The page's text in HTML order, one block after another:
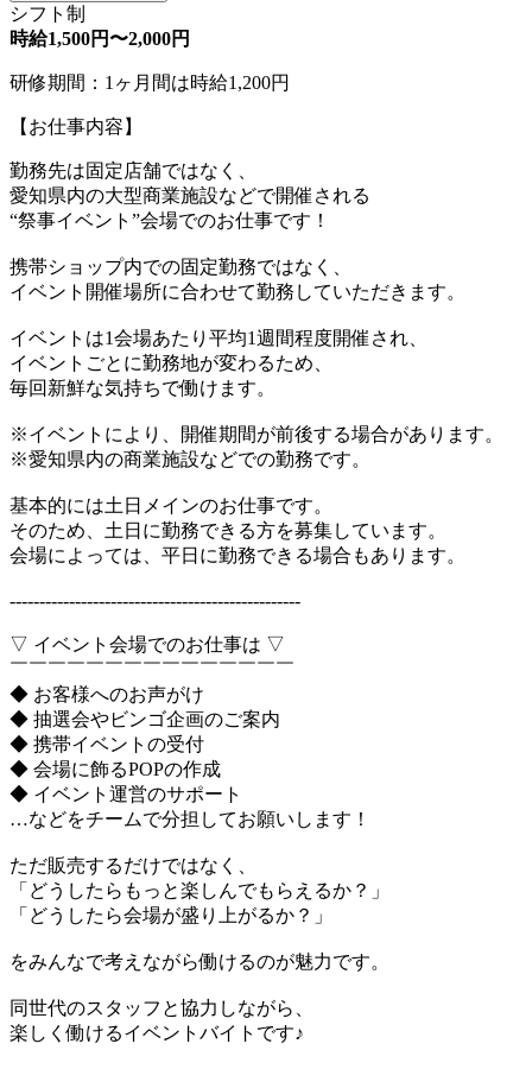
シフト制
時給1,500円〜2,000円
研修期間：1ヶ月間は時給1,200円
【お仕事内容】
勤務先は固定店舗ではなく、
愛知県内の大型商業施設などで開催される
“祭事イベント”会場でのお仕事です！
携帯ショップ内での固定勤務ではなく、
イベント開催場所に合わせて勤務していただきます。
イベントは1会場あたり平均1週間程度開催され、
イベントごとに勤務地が変わるため、
毎回新鮮な気持ちで働けます。
※イベントにより、開催期間が前後する場合があります。
※愛知県内の商業施設などでの勤務です。
基本的には土日メインのお仕事です。
そのため、土日に勤務できる方を募集しています。
会場によっては、平日に勤務できる場合もあります。
-------------------------------------------------
▽ イベント会場でのお仕事は ▽
￣￣￣￣￣￣￣￣￣￣￣￣￣￣￣
◆ お客様へのお声がけ
◆ 抽選会やビンゴ企画のご案内
◆ 携帯イベントの受付
◆ 会場に飾るPOPの作成
◆ イベント運営のサポート
…などをチームで分担してお願いします！
ただ販売するだけではなく、
「どうしたらもっと楽しんでもらえるか？」
「どうしたら会場が盛り上がるか？」
をみんなで考えながら働けるのが魅力です。
同世代のスタッフと協力しながら、
楽しく働けるイベントバイトです♪